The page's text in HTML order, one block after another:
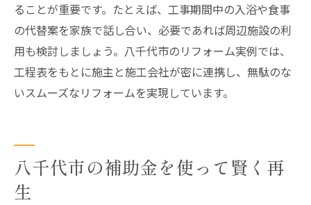
ることが重要です。たとえば、工事期間中の入浴や食事
の代替案を家族で話し合い、必要であれば周辺施設の利
用も検討しましょう。八千代市のリフォーム実例では、
工程表をもとに施主と施工会社が密に連携し、無駄のな
いスムーズなリフォームを実現しています。
八千代市の補助金を使って賢く再
生